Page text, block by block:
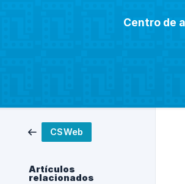
Centro de
CSWeb
Artículos
relacionados